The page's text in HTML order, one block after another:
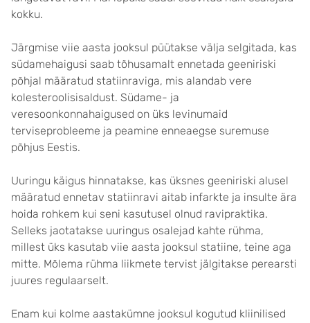
kokku.
Järgmise viie aasta jooksul püütakse välja selgitada, kas
südamehaigusi saab tõhusamalt ennetada geeniriski
põhjal määratud statiinraviga, mis alandab vere
kolesteroolisisaldust. Südame- ja
veresoonkonnahaigused on üks levinumaid
terviseprobleeme ja peamine enneaegse suremuse
põhjus Eestis.
Uuringu käigus hinnatakse, kas üksnes geeniriski alusel
määratud ennetav statiinravi aitab infarkte ja insulte ära
hoida rohkem kui seni kasutusel olnud ravipraktika.
Selleks jaotatakse uuringus osalejad kahte rühma,
millest üks kasutab viie aasta jooksul statiine, teine aga
mitte. Mõlema rühma liikmete tervist jälgitakse perearsti
juures regulaarselt.
Enam kui kolme aastakümne jooksul kogutud kliinilised